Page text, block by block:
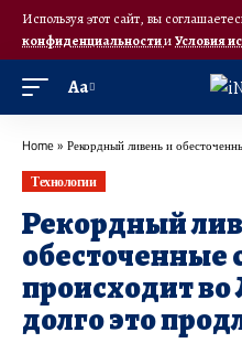
Используя этот сайт, вы
конфиденциальностииУсловия
Аа
Home » Рекордный ливень и обесточенные села:
Технологии
Рекордный
обесточенные
происходит во
долго это